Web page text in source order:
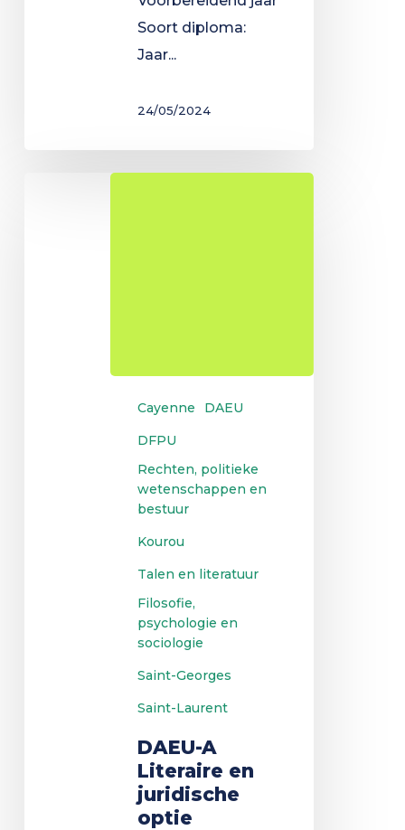
Soort diploma:
Jaar...
24/05/2024
Cayenne
DAEU
DFPU
Rechten, politieke
wetenschappen en
bestuur
Kourou
Talen en literatuur
Filosofie,
psychologie en
sociologie
Saint-Georges
Saint-Laurent
DAEU-A
Literaire en
juridische
optie